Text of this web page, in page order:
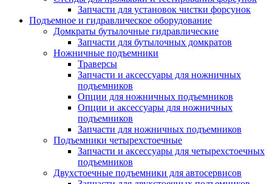
Запчасти для установок чистки форсунок
Подъемное и гидравлическое оборудование
Домкраты бутылочные гидравлические
Запчасти для бутылочных домкратов
Ножничные подъемники
Траверсы
Запчасти и аксессуары для ножничных
подъемников
Опции для ножничных подъемников
Опции и аксессуары для ножничных
подъемников
Запчасти для ножничных подъемников
Подъемники четырехстоечные
Запчасти и аксессуары для четырехстоечных
подъемников
Двухстоечные подъемники для автосервисов